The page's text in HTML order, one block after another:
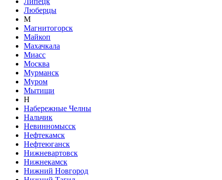
Люберцы
М
Магнитогорск
Майкоп
Махачкала
Миасс
Москва
Мурманск
Муром
Мытищи
Н
Набережные Челны
Нальчик
Невинномысск
Нефтекамск
Нефтеюганск
Нижневартовск
Нижнекамск
Нижний Новгород